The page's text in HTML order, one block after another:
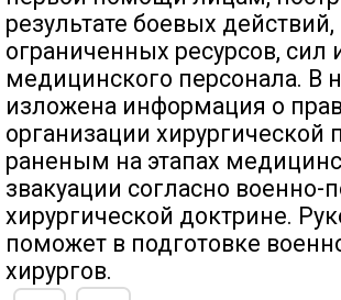
результате боевых
ограниченных ресурсов, сил
медицинского персонала. В
изложена информация о
организации
раненым на этапах
звакуации согласно военно-
хирургической доктрине.
поможет в подготовке
хирургов.